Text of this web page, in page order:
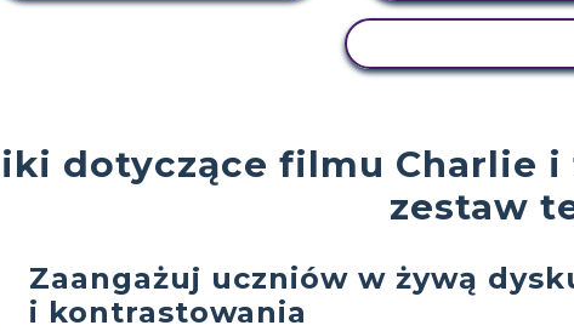
dotyczące filmu Charlie
zestaw
Zaangażuj uczniów w żywą
i kontrastowania